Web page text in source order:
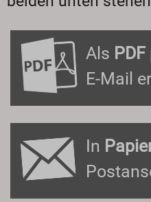
Als PDF
E-Mail
In